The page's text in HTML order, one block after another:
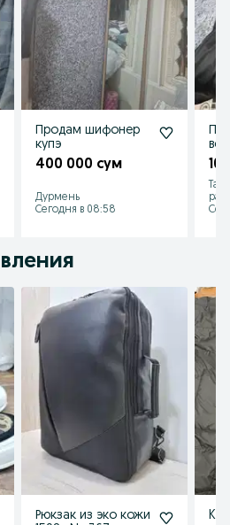
Продам шифонер
купэ
400 000 сум
Дурмень
Сегодня в 08:58
Рюкзак из эко кожи